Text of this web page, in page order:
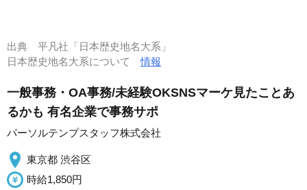
出典 平凡社「日本歴史地名大系」
日本歴史地名大系について情報
一般事務・OA事務/未経験OKSNSマーケ見たことあ
るかも 有名企業で事務サポ
パーソルテンプスタッフ株式会社
東京都 渋谷区
時給1,850円